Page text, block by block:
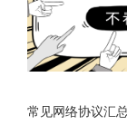
常见网络协议汇